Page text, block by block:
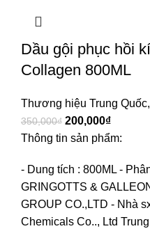
Dầu gội phục hồi
Collagen 800ML
Thương hiệu Trung Quốc,
350,000₫ 200,000₫
Thông tin sản phẩm:
- Dung tích : 800ML -
GRINGOTTS &
GROUP CO.,LTD - Nhà
Chemicals Co.., Ltd